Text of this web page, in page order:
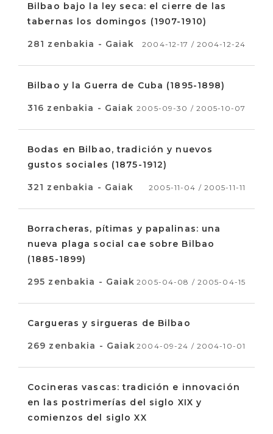
Bilbao bajo la ley seca: el cierre de las
tabernas los domingos (1907-1910)
281 zenbakia - Gaiak 2004-12-17 / 2004-12-24
Bilbao y la Guerra de Cuba (1895-1898)
316 zenbakia - Gaiak 2005-09-30 / 2005-10-07
Bodas en Bilbao, tradición y nuevos
gustos sociales (1875-1912)
321 zenbakia - Gaiak 2005-11-04 / 2005-11-11
Borracheras, pítimas y papalinas: una
nueva plaga social cae sobre Bilbao
(1885-1899)
295 zenbakia - Gaiak 2005-04-08 / 2005-04-15
Cargueras y sirgueras de Bilbao
269 zenbakia - Gaiak 2004-09-24 / 2004-10-01
Cocineras vascas: tradición e innovación
en las postrimerías del siglo XIX y
comienzos del siglo XX